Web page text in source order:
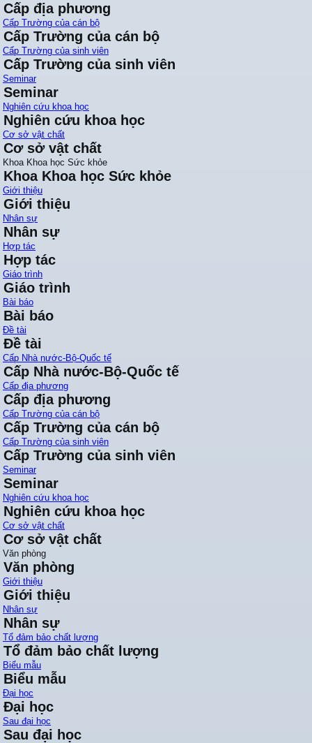
Cấp địa phương
Cấp Trường của cán bộ
Cấp Trường của cán bộ
Cấp Trường của sinh viên
Cấp Trường của sinh viên
Seminar
Seminar
Nghiên cứu khoa học
Nghiên cứu khoa học
Cơ sở vật chất
Cơ sở vật chất
Khoa Khoa học Sức khỏe
Khoa Khoa học Sức khỏe
Giới thiệu
Giới thiệu
Nhân sự
Nhân sự
Hợp tác
Hợp tác
Giáo trình
Giáo trình
Bài báo
Bài báo
Đề tài
Đề tài
Cấp Nhà nước-Bộ-Quốc tế
Cấp Nhà nước-Bộ-Quốc tế
Cấp địa phương
Cấp địa phương
Cấp Trường của cán bộ
Cấp Trường của cán bộ
Cấp Trường của sinh viên
Cấp Trường của sinh viên
Seminar
Seminar
Nghiên cứu khoa học
Nghiên cứu khoa học
Cơ sở vật chất
Cơ sở vật chất
Văn phòng
Văn phòng
Giới thiệu
Giới thiệu
Nhân sự
Nhân sự
Tổ đảm bảo chất lượng
Tổ đảm bảo chất lượng
Biểu mẫu
Biểu mẫu
Đại học
Đại học
Sau đại học
Sau đại học